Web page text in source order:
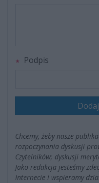
Podpis
Chcemy, żeby nasze
rozpoczynania dyskusji
Czytelników; dyskusji
Jako redakcja jesteśmy
Internecie i wspieramy